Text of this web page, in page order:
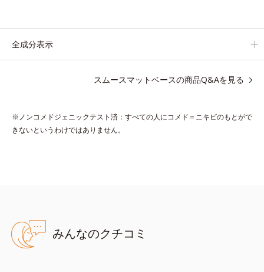
クリームをなじませると、さらさらの感触のパウダーに変化。ま
ンデーションのノリが格段にアップします。
もと）ができないというわけではありません。
全成分表示
スムースマットベースの商品Q&Aを見る
※ノンコメドジェニックテスト済：すべての人にコメド＝ニキビのもとがで
きないというわけではありません。
みんなのクチコミ